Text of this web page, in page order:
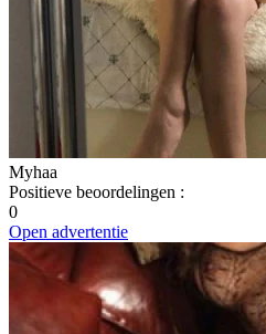
Myhaa
Positieve beoordelingen :
0
Open advertentie